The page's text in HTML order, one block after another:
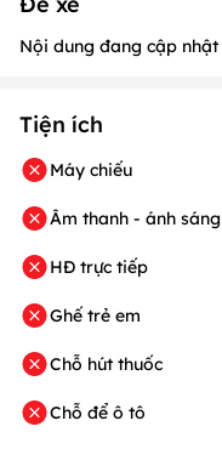
Nội dung đang cập nhật
Tiện ích
Máy chiếu
Âm thanh - ánh sáng
HĐ trực tiếp
Ghế trẻ em
Chỗ hút thuốc
Chỗ để ô tô